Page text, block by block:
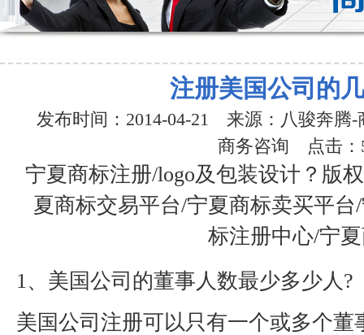
注册美国公司的
发布时间：2014-04-21 来源：八骏奔腾
商务咨询 点击：
宁夏商标注册/logo及包装设计？版
夏商标交易平台/宁夏商标卖买平
标注册中心/宁
1、美国公司的董事人数最少多少人?
美国公司注册可以只有一个或多个董